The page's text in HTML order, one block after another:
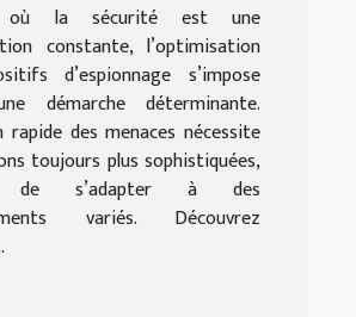
où la sécurité est une
constante, l’optimisation
d’espionnage s’impose
démarche déterminante.
rapide des menaces nécessite
toujours plus sophistiquées,
de s’adapter à des
variés. Découvrez